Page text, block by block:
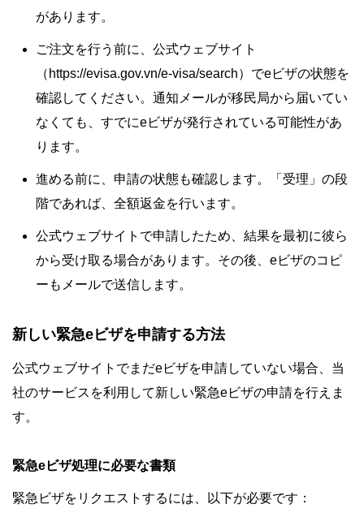
があります。
ご注文を行う前に、公式ウェブサイト
（https://evisa.gov.vn/e-visa/search）でeビザの状態を
確認してください。通知メールが移民局から届いてい
なくても、すでにeビザが発行されている可能性があ
ります。
進める前に、申請の状態も確認します。「受理」の段
階であれば、全額返金を行います。
公式ウェブサイトで申請したため、結果を最初に彼ら
から受け取る場合があります。その後、eビザのコピ
ーもメールで送信します。
新しい緊急eビザを申請する方法
公式ウェブサイトでまだeビザを申請していない場合、当
社のサービスを利用して新しい緊急eビザの申請を行えま
す。
緊急eビザ処理に必要な書類
緊急ビザをリクエストするには、以下が必要です：